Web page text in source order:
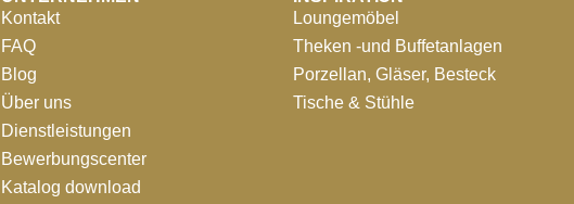
Kontakt
FAQ
Blog
Über uns
Dienstleistungen
Bewerbungscenter
Katalog download
Loungemöbel
Theken -und Buffetanlagen
Porzellan, Gläser, Besteck
Tische & Stühle